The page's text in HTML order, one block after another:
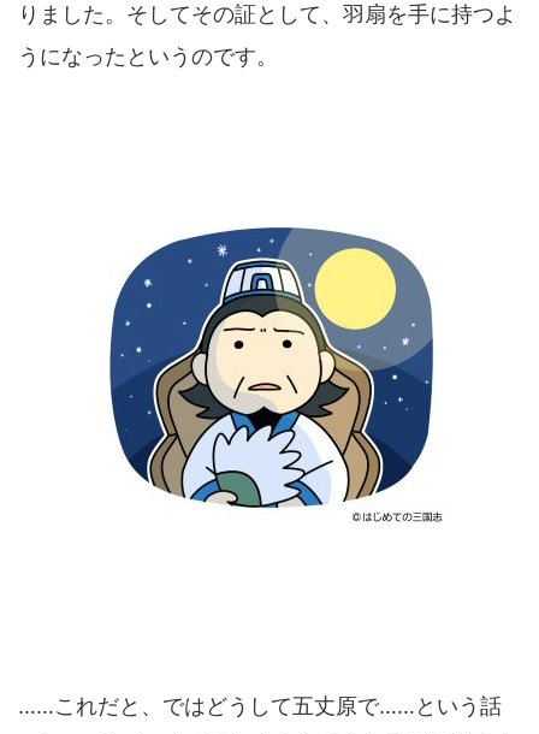
りました。そしてその証として、羽扇を手に持つよ
うになったというのです。
……これだと、ではどうして五丈原で……という話